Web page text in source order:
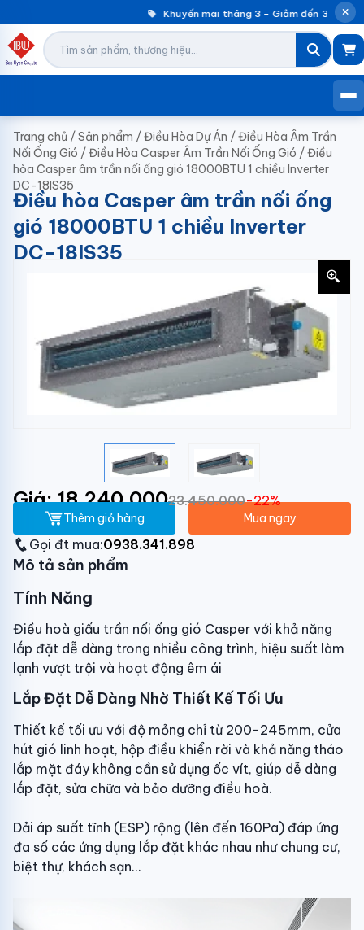
Khuyến mãi tháng 3 – Giảm đến 30%
Trang chủ /Sản phẩm /Điều Hòa Dự Án /Điều Hòa Âm Trần
Nối Ống Gió /Điều Hòa Casper Âm Trần Nối Ống Gió /Điều
hòa Casper âm trần nối ống gió 18000BTU 1 chiều Inverter
DC-18IS35
Điều hòa Casper âm trần nối ống
gió 18000BTU 1 chiều Inverter
DC-18IS35
Giá: 18.240.00023.450.000-22%
Thêm giỏ hàng Mua ngay
Gọi đt mua:0938.341.898
Mô tả sản phẩm
Tính Năng
Điều hoà giấu trần nối ống gió Casper với khả năng
lắp đặt dễ dàng trong nhiều công trình, hiệu suất làm
lạnh vượt trội và hoạt động êm ái
Lắp Đặt Dễ Dàng Nhờ Thiết Kế Tối Ưu
Thiết kế tối ưu với độ mỏng chỉ từ 200-245mm, cửa
hút gió linh hoạt, hộp điều khiển rời và khả năng tháo
lắp mặt đáy không cần sử dụng ốc vít, giúp dễ dàng
lắp đặt, sửa chữa và bảo dưỡng điều hoà.
Dải áp suất tĩnh (ESP) rộng (lên đến 160Pa) đáp ứng
đa số các ứng dụng lắp đặt khác nhau như chung cư,
biệt thự, khách sạn...